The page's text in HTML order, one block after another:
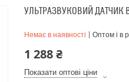
УЛЬТРАЗВУКОВИЙ ДАТЧИК
Немає в наявності Оптом і в
1 288 ₴
Показати оптові ціни